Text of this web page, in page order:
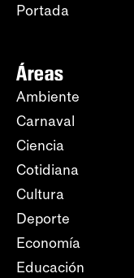
Portada
Áreas
Ambiente
Carnaval
Ciencia
Cotidiana
Cultura
Deporte
Economía
Educación